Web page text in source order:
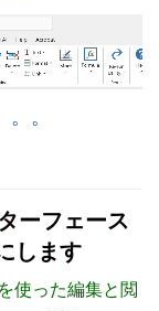
。
ーフェース
します
使った編集と閲